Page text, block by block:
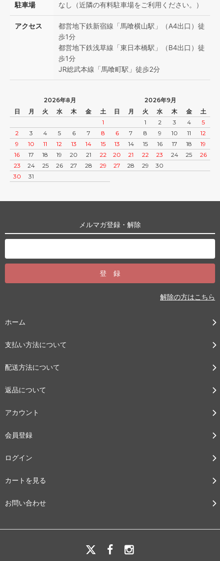
駐車場 なし（近隣の有料駐車場をご利用ください。）
アクセス
都営地下鉄新宿線「馬喰横山駅」（A4出口）徒
歩1分
都営地下鉄浅草線「東日本橋駅」（B4出口）徒
歩1分
JR総武本線「馬喰町駅」徒歩2分
2026年8月
日
月 火 水 木 金
土
1
2
3 4 5 6 7
8
9
10 11 12 13 14
15
16
17 18 19 20 21
22
23
24 25 26 27 28
29
30
31
2026年9月
日
月 火 水 木 金
土
1
2 3 4
5
6
7 8 9 10 11
12
13
14 15 16 17 18
19
20
21 22 23 24 25
26
27
28 29 30
メルマガ登録・解除
解除の方はこちら
ホーム
支払い方法について
配送方法について
返品について
アカウント
会員登録
ログイン
カートを見る
お問い合わせ